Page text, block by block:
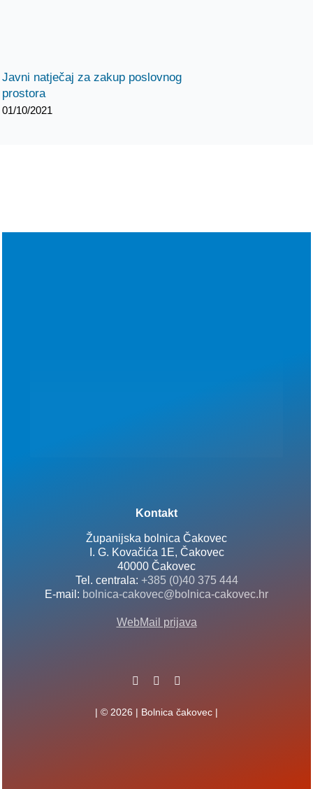
Javni natječaj za zakup poslovnog
prostora
01/10/2021
Kontakt
Županijska bolnica Čakovec
I. G. Kovačića 1E, Čakovec
40000 Čakovec
Tel. centrala: +385 (0)40 375 444
E-mail: bolnica-cakovec@bolnica-cakovec.hr
WebMail prijava
| © 2026 | Bolnica čakovec |